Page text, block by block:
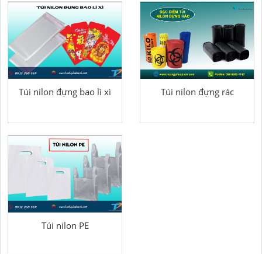
Túi nilon đựng bao lì xì Túi nilon đựng rác
Túi nilon PE